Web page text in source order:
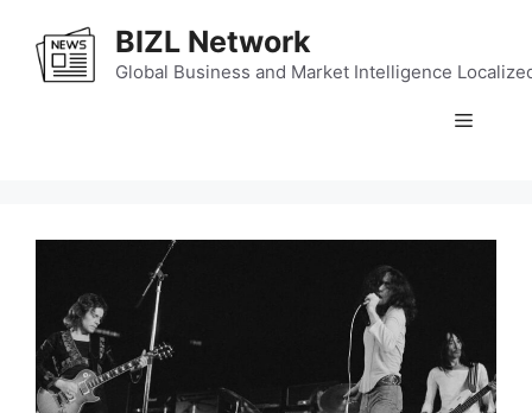
content
BIZL Network
Global Business and Market Intelligence
Menu